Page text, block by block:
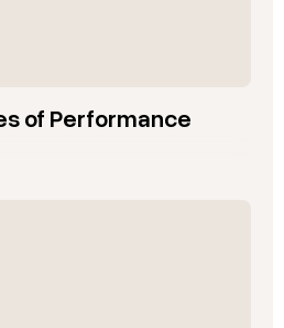
of Performance